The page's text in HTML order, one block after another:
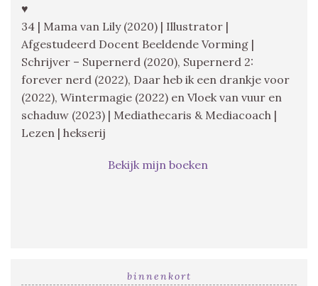
♥
34 | Mama van Lily (2020) | Illustrator |
Afgestudeerd Docent Beeldende Vorming |
Schrijver – Supernerd (2020), Supernerd 2:
forever nerd (2022), Daar heb ik een drankje voor
(2022), Wintermagie (2022) en Vloek van vuur en
schaduw (2023) | Mediathecaris & Mediacoach |
Lezen | hekserij
Bekijk mijn boeken
binnenkort